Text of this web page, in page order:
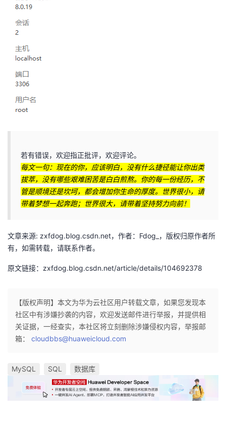
若有错误，欢迎指正批评，欢迎评论。
每文一句：现在的你，应该明白，没有什么捷径能让你出类
拔萃，没有哪些艰难困苦是白白煎熬。你的每一份经历，不
管是顺境还是坎坷，都会增加你生命的厚度。世界很小，请
带着梦想一起奔跑；世界很大，请带着坚持努力向前！
文章来源: zxfdog.blog.csdn.net，作者：Fdog_，版权归原作者所
有，如需转载，请联系作者。
原文链接：zxfdog.blog.csdn.net/article/details/104692378
【版权声明】本文为华为云社区用户转载文章，如果您发现本
社区中有涉嫌抄袭的内容，欢迎发送邮件进行举报，并提供相
关证据，一经查实，本社区将立刻删除涉嫌侵权内容，举报邮
箱： cloudbbs@huaweicloud.com
MySQL SQL 数据库